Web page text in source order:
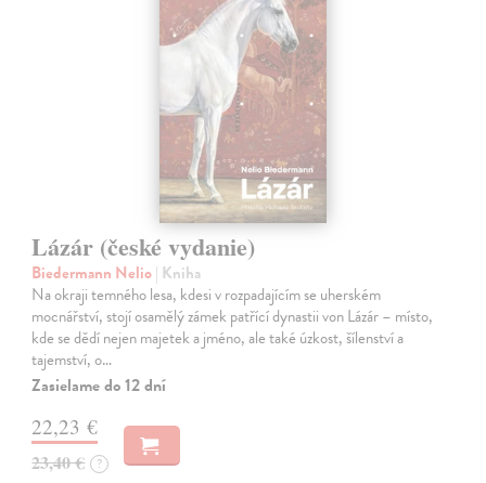
Lázár (české vydanie)
Biedermann Nelio| Kniha
Na okraji temného lesa, kdesi v rozpadajícím se uherském
mocnářství, stojí osamělý zámek patřící dynastii von Lázár – místo,
kde se dědí nejen majetek a jméno, ale také úzkost, šílenství a
tajemství, o…
Zasielame do 12 dní
22,23 €
23,40 € ?